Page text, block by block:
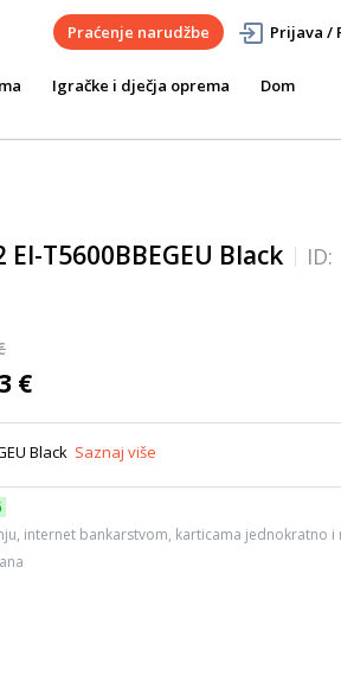
Praćenje narudžbe Prijava /
Igračke i dječja oprema Dom
T5600BBEGEU Black ID:
€
Black Saznaj više
internet bankarstvom, karticama jednokratno i